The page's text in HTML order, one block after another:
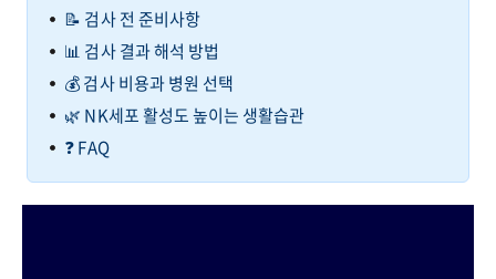
📝 검사 전 준비사항
📊 검사 결과 해석 방법
💰 검사 비용과 병원 선택
🌿 NK세포 활성도 높이는 생활습관
❓ FAQ